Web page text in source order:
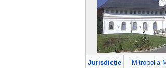
Jurisdicție
Mitropolia